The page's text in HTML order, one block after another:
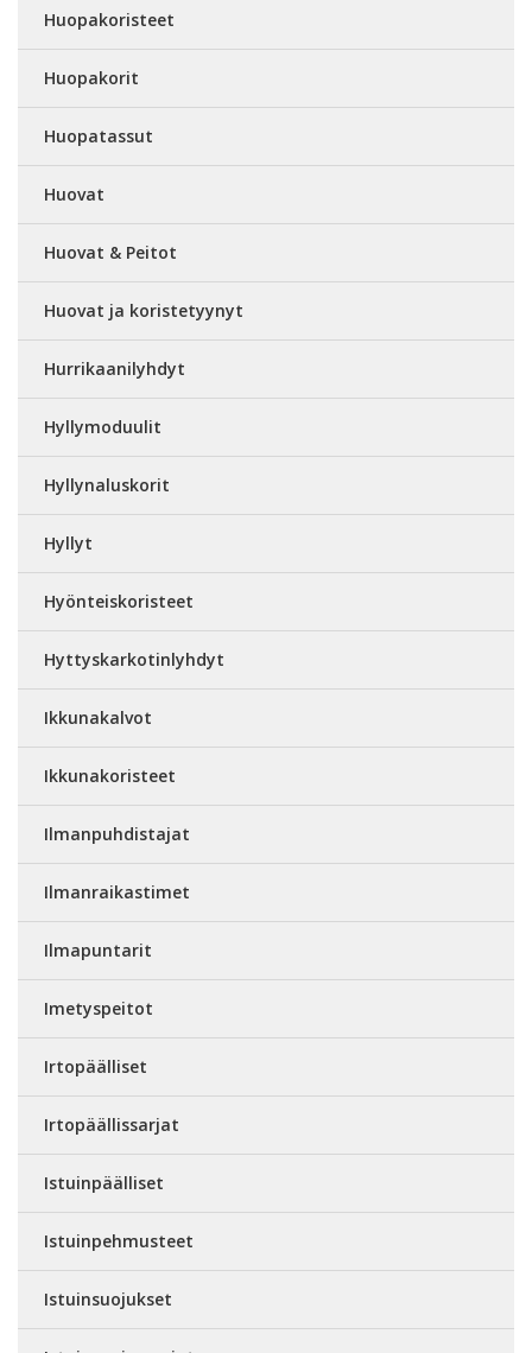
Huopakoristeet
Huopakorit
Huopatassut
Huovat
Huovat & Peitot
Huovat ja koristetyynyt
Hurrikaanilyhdyt
Hyllymoduulit
Hyllynaluskorit
Hyllyt
Hyönteiskoristeet
Hyttyskarkotinlyhdyt
Ikkunakalvot
Ikkunakoristeet
Ilmanpuhdistajat
Ilmanraikastimet
Ilmapuntarit
Imetyspeitot
Irtopäälliset
Irtopäällissarjat
Istuinpäälliset
Istuinpehmusteet
Istuinsuojukset